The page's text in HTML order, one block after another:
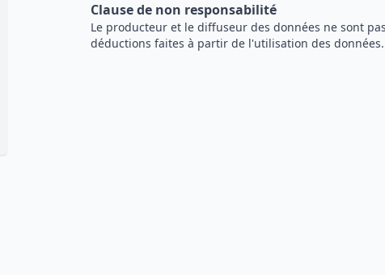
Clause de non responsabilité
Le producteur et le diffuseur des données ne sont
déductions faites à partir de l'utilisation des données.